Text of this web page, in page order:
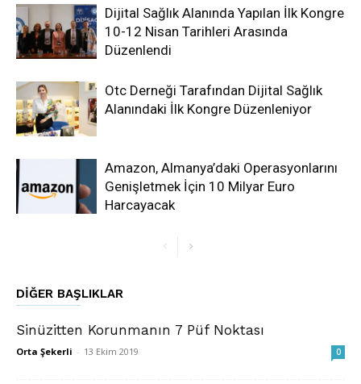
Dijital Sağlık Alanında Yapılan İlk Kongre
10-12 Nisan Tarihleri Arasında
Düzenlendi
Otc Derneği Tarafından Dijital Sağlık
Alanındaki İlk Kongre Düzenleniyor
Amazon, Almanya’daki Operasyonlarını
Genişletmek İçin 10 Milyar Euro
Harcayacak
DIĞER BAŞLIKLAR
Sinüzitten Korunmanın 7 Püf Noktası
Orta Şekerli - 13 Ekim 2019 0